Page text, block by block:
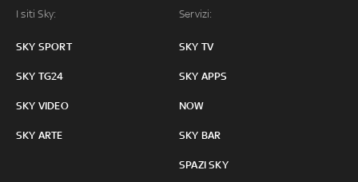
I siti Sky:
SKY SPORT
SKY TG24
SKY VIDEO
SKY ARTE
Servizi:
SKY TV
SKY APPS
NOW
SKY BAR
SPAZI SKY